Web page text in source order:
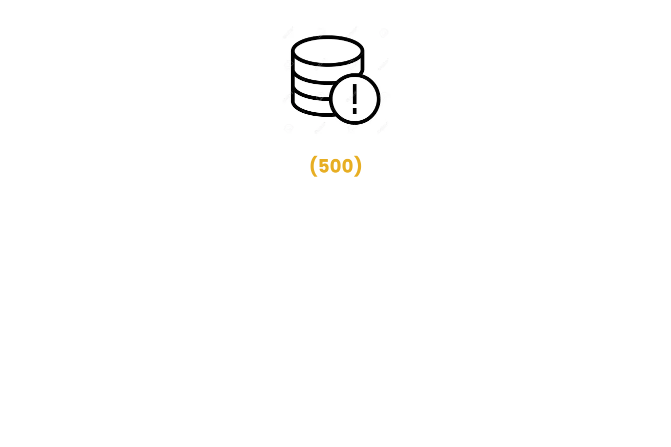
(500)